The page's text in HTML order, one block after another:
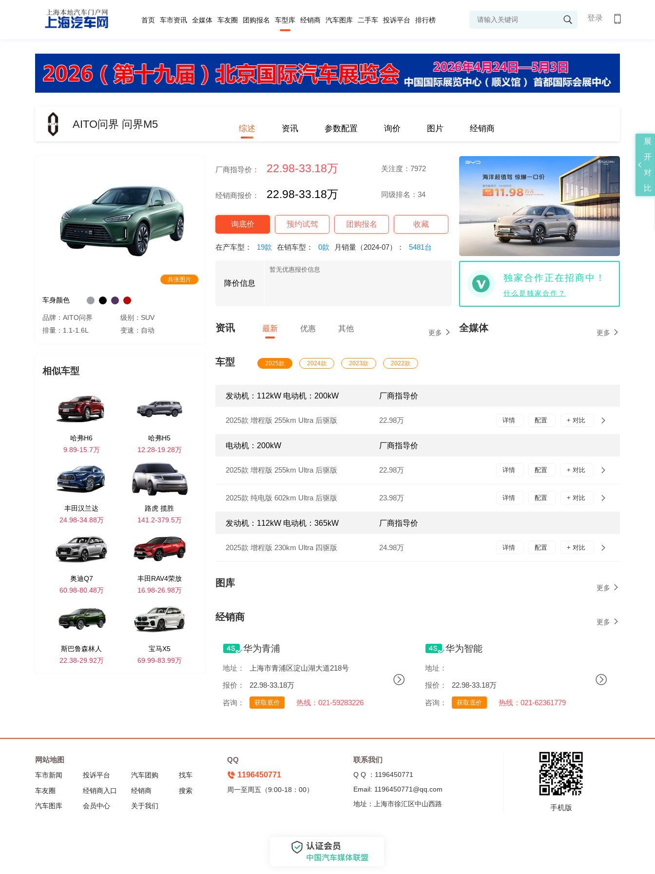
首页 车市资讯 全媒体 车友圈 团购报名 车型库 经销商 汽车图库 二手车 投诉平台 排行榜 登录
AITO问界 问界M5 综述 资讯 参数配置 询价 图片 经销商
共张图片
车身颜色
品牌：AITO问界
级别：SUV
排量：1.1-1.6L
变速：自动
相似车型
哈弗H6
9.89-15.7万
哈弗H5
12.28-19.28万
丰田汉兰达
24.98-34.88万
路虎 揽胜
141.2-379.5万
奥迪Q7
60.98-80.48万
丰田RAV4荣放
16.98-26.98万
斯巴鲁森林人
22.38-29.92万
宝马X5
69.99-83.99万
厂商指导价： 22.98-33.18万 关注度：7972
经销商报价： 22.98-33.18万 同级排名：34
询底价 预约试驾 团购报名 收藏
在产车型： 19款 在销车型： 0款 月销量（2024-07）： 5481台
降价信息
暂无优惠报价信息
独家合作正在招商中！
什么是独家合作？
资讯 最新 优惠 其他 更多 全媒体 更多
车型 2025款 2024款 2023款 2022款
发动机：112kW 电动机：200kW 厂商指导价
2025款 增程版 255km Ultra 后驱版 22.98万 详情 配置 + 对比
电动机：200kW 厂商指导价
2025款 增程版 255km Ultra 后驱版 22.98万 详情 配置 + 对比
2025款 纯电版 602km Ultra 后驱版 23.98万 详情 配置 + 对比
发动机：112kW 电动机：365kW 厂商指导价
2025款 增程版 230km Ultra 四驱版 24.98万 详情 配置 + 对比
图库 更多
经销商 更多
华为青浦
地址： 上海市青浦区淀山湖大道218号
报价： 22.98-33.18万
咨询： 获取底价 热线：021-59283226
华为智能
地址：
报价： 22.98-33.18万
咨询： 获取底价 热线：021-62361779
网站地图
车市新闻 投诉平台 汽车团购
找车
车友圈
经销商入口 经销商
搜索
汽车图库
会员中心 关于我们
QQ
1196450771
周一至周五（9:00-18：00）
联系我们
Q Q ：1196450771
Email: 1196450771@qq.com
地址：上海市徐汇区中山西路
手机版
展
开
对
比